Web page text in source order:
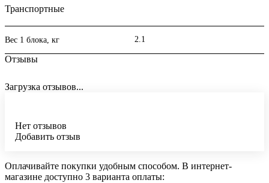
Транспортные
Вес 1 блока, кг 2.1
Отзывы
Загрузка отзывов...
Нет отзывов
Добавить отзыв
Оплачивайте покупки удобным способом. В интернет-
магазине доступно 3 варианта оплаты: